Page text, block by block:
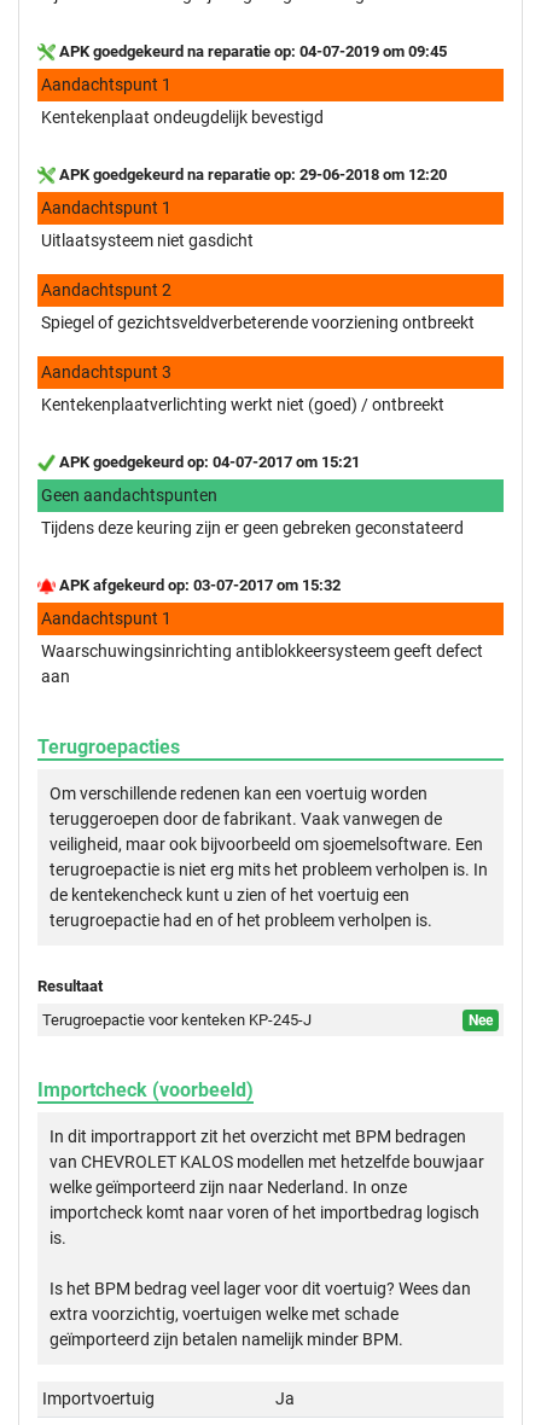
APK goedgekeurd na reparatie op: 04-07-2019 om 09:45
Aandachtspunt 1
Kentekenplaat ondeugdelijk bevestigd
APK goedgekeurd na reparatie op: 29-06-2018 om 12:20
Aandachtspunt 1
Uitlaatsysteem niet gasdicht
Aandachtspunt 2
Spiegel of gezichtsveldverbeterende voorziening ontbreekt
Aandachtspunt 3
Kentekenplaatverlichting werkt niet (goed) / ontbreekt
APK goedgekeurd op: 04-07-2017 om 15:21
Geen aandachtspunten
Tijdens deze keuring zijn er geen gebreken geconstateerd
APK afgekeurd op: 03-07-2017 om 15:32
Aandachtspunt 1
Waarschuwingsinrichting antiblokkeersysteem geeft defect
aan
Terugroepacties
Om verschillende redenen kan een voertuig worden
teruggeroepen door de fabrikant. Vaak vanwegen de
veiligheid, maar ook bijvoorbeeld om sjoemelsoftware. Een
terugroepactie is niet erg mits het probleem verholpen is. In
de kentekencheck kunt u zien of het voertuig een
terugroepactie had en of het probleem verholpen is.
Resultaat
Terugroepactie voor kenteken KP-245-J
Nee
Importcheck (voorbeeld)
In dit importrapport zit het overzicht met BPM bedragen
van CHEVROLET KALOS modellen met hetzelfde bouwjaar
welke geïmporteerd zijn naar Nederland. In onze
importcheck komt naar voren of het importbedrag logisch
is.
Is het BPM bedrag veel lager voor dit voertuig? Wees dan
extra voorzichtig, voertuigen welke met schade
geïmporteerd zijn betalen namelijk minder BPM.
Importvoertuig
Ja